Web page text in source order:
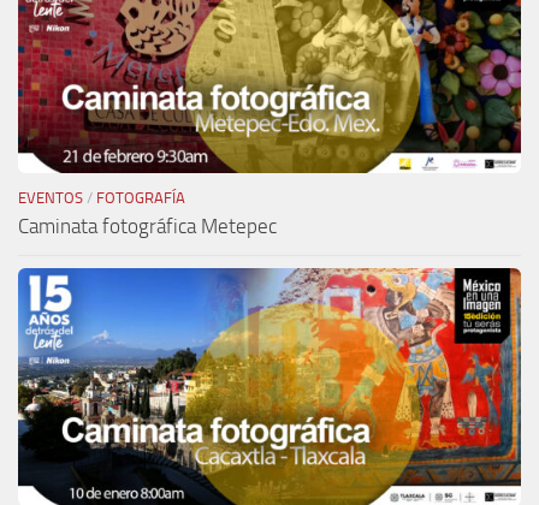
EVENTOS / FOTOGRAFÍA
Caminata fotográfica Metepec